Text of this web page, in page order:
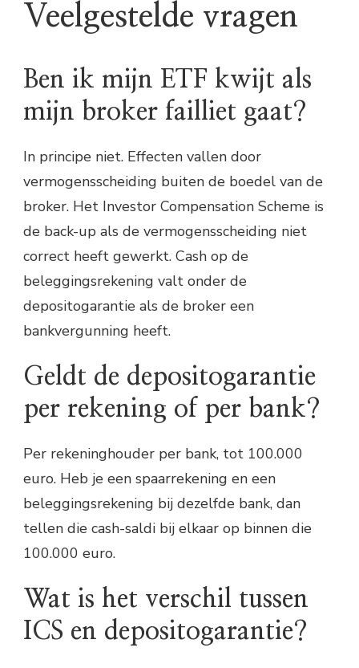
Veelgestelde vragen
Ben ik mijn ETF kwijt als
mijn broker failliet gaat?
In principe niet. Effecten vallen door
vermogensscheiding buiten de boedel van de
broker. Het Investor Compensation Scheme is
de back-up als de vermogensscheiding niet
correct heeft gewerkt. Cash op de
beleggingsrekening valt onder de
depositogarantie als de broker een
bankvergunning heeft.
Geldt de depositogarantie
per rekening of per bank?
Per rekeninghouder per bank, tot 100.000
euro. Heb je een spaarrekening en een
beleggingsrekening bij dezelfde bank, dan
tellen die cash-saldi bij elkaar op binnen die
100.000 euro.
Wat is het verschil tussen
ICS en depositogarantie?